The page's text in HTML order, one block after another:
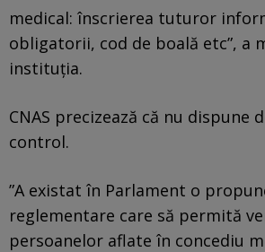
medical: înscrierea tuturor
obligatorii, cod de boală etc”, a
instituţia.
CNAS precizează că nu dispune
control.
”A existat în Parlament o
reglementare care să permită
persoanelor aflate în concediu